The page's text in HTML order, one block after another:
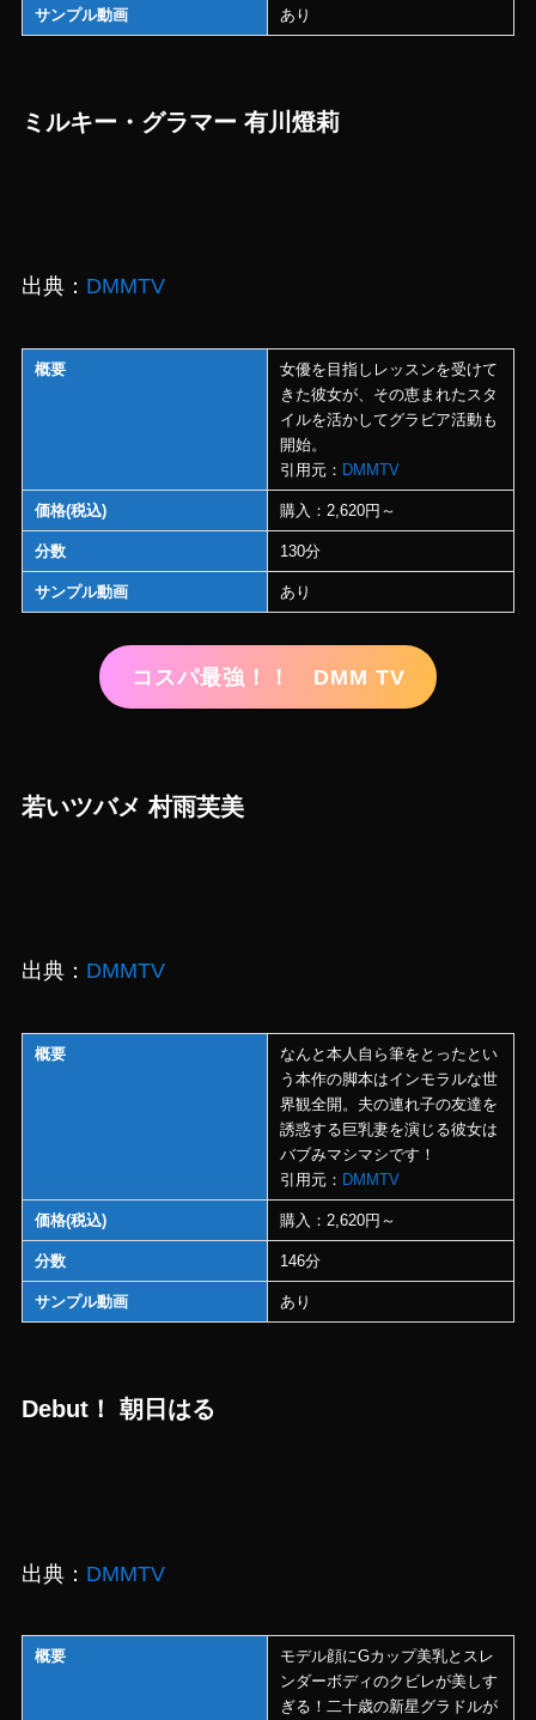
サンプル動画 あり
ミルキー・グラマー 有川燈莉
出典： DMMTV
概要
女優を目指しレッスンを受けて
きた彼女が、その恵まれたスタ
イルを活かしてグラビア活動も
開始。
引用元： DMMTV
価格(税込) 購入：2,620円～
分数 130分
サンプル動画 あり
コスパ最強！！ DMM TV
若いツバメ 村雨芙美
出典： DMMTV
概要
なんと本人自ら筆をとったとい
う本作の脚本はインモラルな世
界観全開。夫の連れ子の友達を
誘惑する巨乳妻を演じる彼女は
バブみマシマシです！
引用元： DMMTV
価格(税込) 購入：2,620円～
分数 146分
サンプル動画 あり
Debut！ 朝日はる
出典： DMMTV
概要
モデル顔にGカップ美乳とスレ
ンダーボディのクビレが美しす
ぎる！二十歳の新星グラドルが